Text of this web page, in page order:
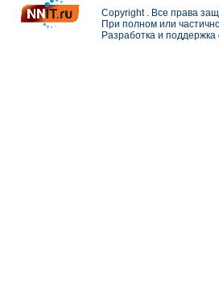
Copyright . Все права
При полном или
Разработка и